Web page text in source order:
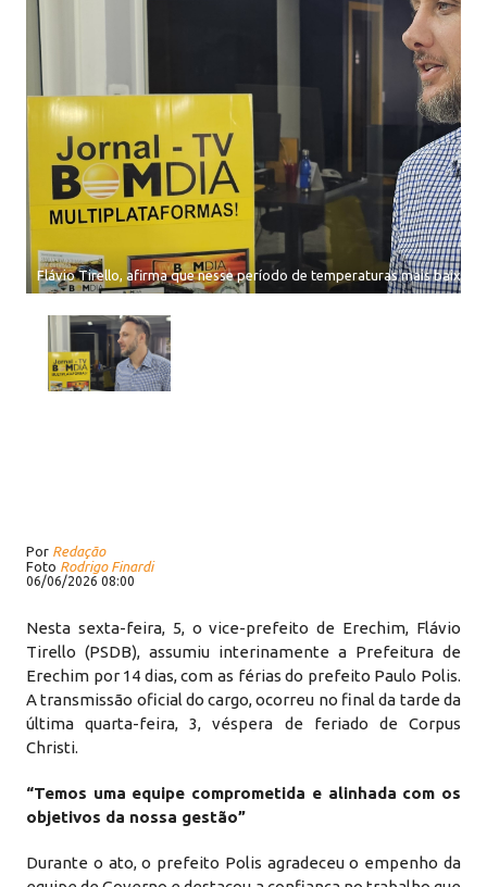
Flávio Tirello, afirma que nesse período de temperaturas mais baixas
Por Redação
Foto Rodrigo Finardi
06/06/2026 08:00
Nesta sexta-feira, 5, o vice-prefeito de Erechim, Flávio
Tirello (PSDB), assumiu interinamente a Prefeitura de
Erechim por 14 dias, com as férias do prefeito Paulo Polis.
A transmissão oficial do cargo, ocorreu no final da tarde da
última quarta-feira, 3, véspera de feriado de Corpus
Christi.
“Temos uma equipe comprometida e alinhada com os
objetivos da nossa gestão”
Durante o ato, o prefeito Polis agradeceu o empenho da